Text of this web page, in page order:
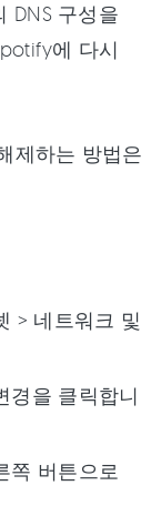
DNS 구성을
에 다시
제하는 방법은
> 네트워크 및
경을 클릭합니
쪽 버튼으로